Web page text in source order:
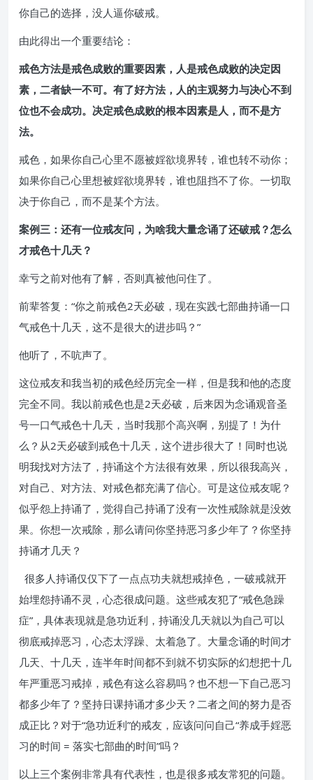
你自己的选择，没人逼你破戒。
由此得出一个重要结论：
戒色方法是戒色成败的重要因素，人是戒色成败的决定因
素，二者缺一不可。有了好方法，人的主观努力与决心不到
位也不会成功。决定戒色成败的根本因素是人，而不是方
法。
戒色，如果你自己心里不愿被婬欲境界转，谁也转不动你；
如果你自己心里想被婬欲境界转，谁也阻挡不了你。一切取
决于你自己，而不是某个方法。
案例三：还有一位戒友问，为啥我大量念诵了还破戒？怎么
才戒色十几天？
幸亏之前对他有了解，否则真被他问住了。
前辈答复：“你之前戒色2天必破，现在实践七部曲持诵一口
气戒色十几天，这不是很大的进步吗？”
他听了，不吭声了。
这位戒友和我当初的戒色经历完全一样，但是我和他的态度
完全不同。我以前戒色也是2天必破，后来因为念诵观音圣
号一口气戒色十几天，当时我那个高兴啊，别提了！为什
么？从2天必破到戒色十几天，这个进步很大了！同时也说
明我找对方法了，持诵这个方法很有效果，所以很我高兴，
对自己、对方法、对戒色都充满了信心。可是这位戒友呢？
似乎怨上持诵了，觉得自己持诵了没有一次性戒除就是没效
果。你想一次戒除，那么请问你坚持恶习多少年了？你坚持
持诵才几天？
很多人持诵仅仅下了一点点功夫就想戒掉色，一破戒就开
始埋怨持诵不灵，心态很成问题。这些戒友犯了“戒色急躁
症”，具体表现就是急功近利，持诵没几天就以为自己可以
彻底戒掉恶习，心态太浮躁、太着急了。大量念诵的时间才
几天、十几天，连半年时间都不到就不切实际的幻想把十几
年严重恶习戒掉，戒色有这么容易吗？也不想一下自己恶习
都多少年了？坚持日课持诵才多少天？二者之间的努力是否
成正比？对于“急功近利”的戒友，应该问问自己“养成手婬恶
习的时间 = 落实七部曲的时间”吗？
以上三个案例非常具有代表性，也是很多戒友常犯的问题。